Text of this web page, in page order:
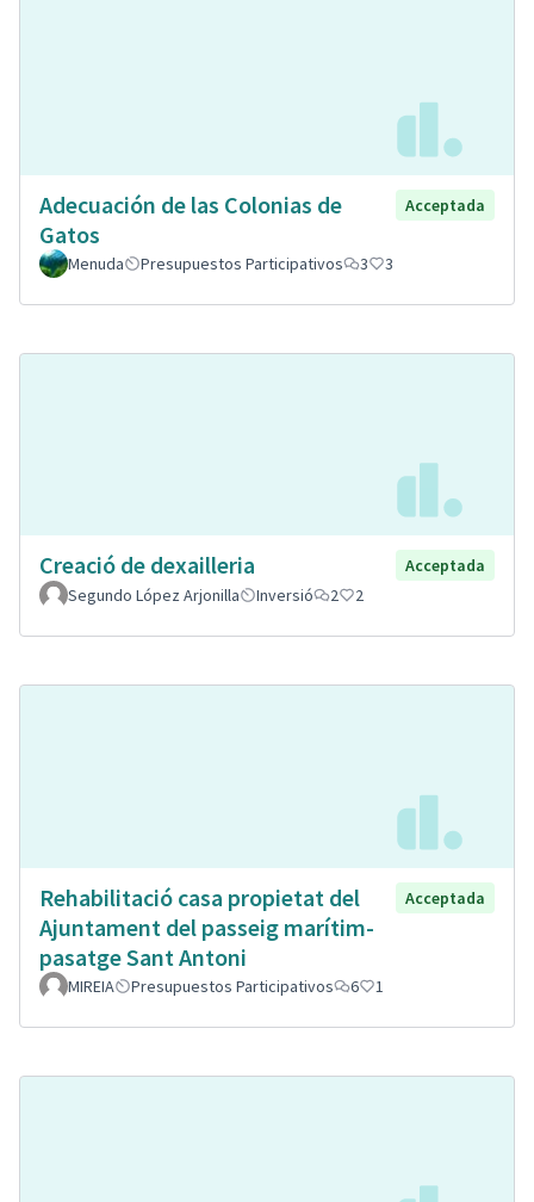
Adecuación de las Colonias de
Gatos
Acceptada
Menuda Presupuestos Participativos 3 3
Creació de dexailleria
Acceptada
Segundo López Arjonilla
Inversió 2 2
Rehabilitació casa propietat del
Ajuntament del passeig marítim-
pasatge Sant Antoni
Acceptada
MIREIA Presupuestos Participativos 6 1